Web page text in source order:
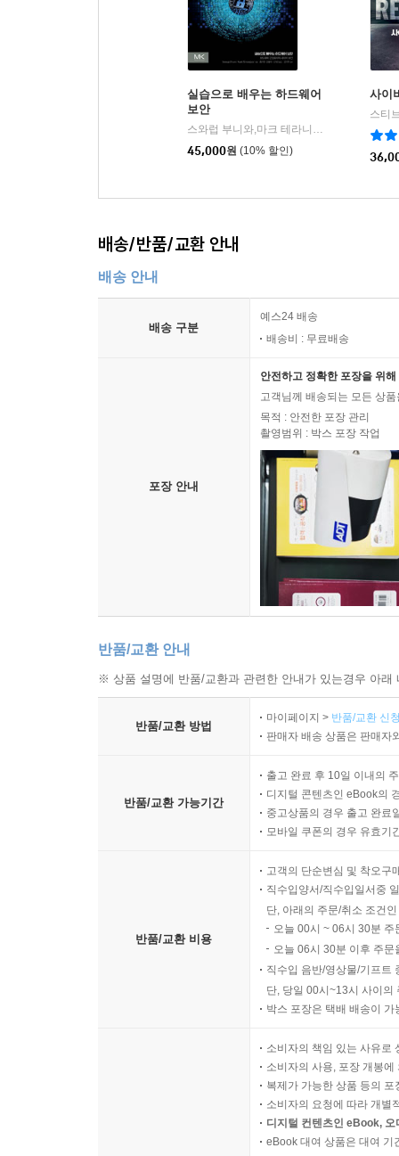
일하고 있는 내게 이 책은 마치 공포소설과도 같다
― 게리 맥그로우(Gary McGrow) 박사, 베리빌 머
펄로스의 민감성이 이 책의 메시지를 진정성 있
문제를 짚는 펄로스의 메시지는 더더욱 무섭게 다
― 스티븐 레비(Steven Levy), 『해커, 광기의 랩
당신의 잠을 빼앗을 것이다.”
― 닉 빌튼(Nick Bilton), 「배너티 페어」 기자, 『
― 개럿 M. 그라프(Garrett M. Graff), 「와이어드
실습으로 배우는 하드웨어
보안
스와럽 부니와,마크 테라니푸어 공저/송지연,김병극,나가진 공역/김기주 감수
45,000원 (10% 할인)
사이
스티
배송/반품/교환 안내
배송 안내
배송 구분
예스24 배송
배송비 : 무료배송
포장 안내
안전하고 정확한 포장을 위
고객님께 배송되는 모든 상
목적 : 안전한 포장 관리
촬영범위 : 박스 포장 작업
반품/교환 안내
※ 상품 설명에 반품/교환과 관련한 안내가 있는경우 아
반품/교환 방법
마이페이지 > 반품/교환 신
판매자 배송 상품은 판매자
반품/교환 가능기간
출고 완료 후 10일 이내의
디지털 콘텐츠인 eBook의
중고상품의 경우 출고 완료
모바일 쿠폰의 경우 유효기
반품/교환 비용
고객의 단순변심 및 착오구
직수입양서/직수입일서중
단, 아래의 주문/취소 조건
오늘 00시 ~ 06시 30분
오늘 06시 30분 이후 주
직수입 음반/영상물/기프트
단, 당일 00시~13시 사이의
박스 포장은 택배 배송이
소비자의 책임 있는 사유로
소비자의 사용, 포장 개봉
복제가 가능한 상품 등의
소비자의 요청에 따라 개별
디지털 컨텐츠인 eBook,
eBook 대여 상품은 대여 기